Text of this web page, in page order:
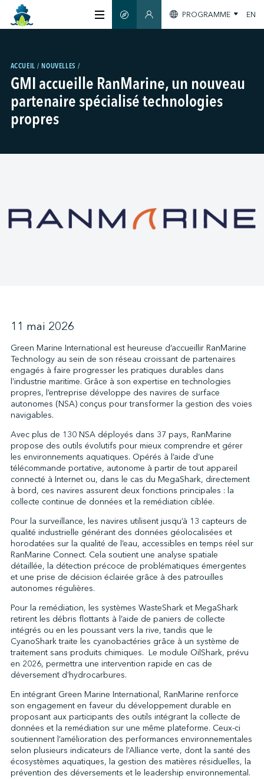
CERTIFICATION
MEMBRES
S'INFORMER
GUIDE INTELLIGENT
ESPACE MEMBRES
PROGRAMME EN
ACCUEIL NOUVELLES
GMI accueille RanMarine, un nouveau
partenaire spécialisé technologies
propres
11 mai 2026
Green Marine International est heureuse d’accueillir RanMarine
Technology au sein de son réseau croissant de partenaires
engagés à faire progresser les pratiques durables dans
l’industrie maritime. Grâce à son expertise en technologies
propres, l’entreprise développe des navires de surface
autonomes (NSA) conçus pour transformer la gestion des voies
navigables.
Avec plus de 130 NSA déployés dans 37 pays, RanMarine
propose des outils évolutifs pour mieux comprendre et gérer
les environnements aquatiques. Opérés à l’aide d’une
télécommande portative, autonome à partir de tout appareil
connecté à Internet ou, dans le cas du MegaShark, directement
à bord, ces navires assurent deux fonctions principales : la
collecte continue de données et la remédiation ciblée.
Pour la surveillance, les navires utilisent jusqu’à 13 capteurs de
qualité industrielle générant des données géolocalisées et
horodatées sur la qualité de l’eau, accessibles en temps réel sur
RanMarine Connect. Cela soutient une analyse spatiale
détaillée, la détection précoce de problématiques émergentes
et une prise de décision éclairée grâce à des patrouilles
autonomes régulières.
Pour la remédiation, les systèmes WasteShark et MegaShark
retirent les débris flottants à l’aide de paniers de collecte
intégrés ou en les poussant vers la rive, tandis que le
CyanoShark traite les cyanobactéries grâce à un système de
traitement sans produits chimiques. Le module OilShark, prévu
en 2026, permettra une intervention rapide en cas de
déversement d’hydrocarbures.
En intégrant Green Marine International, RanMarine renforce
son engagement en faveur du développement durable en
proposant aux participants des outils intégrant la collecte de
données et la remédiation sur une même plateforme. Ceux-ci
soutiennent l’amélioration des performances environnementales
selon plusieurs indicateurs de l’Alliance verte, dont la santé des
écosystèmes aquatiques, la gestion des matières résiduelles, la
prévention des déversements et le leadership environnemental.